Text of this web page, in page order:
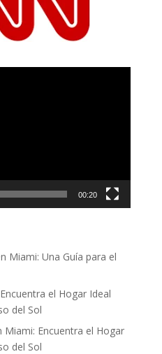
00:20
Miami: Una Guía para el
el Hogar Ideal
del Sol
Encuentra el Hogar
del Sol